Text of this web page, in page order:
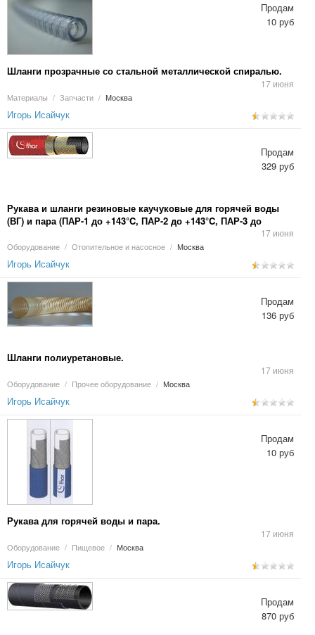
Шланги прозрачные со стальной металлической спиралью.
17 июня
Материалы / Запчасти / Москва
Продам
10 руб
Игорь Исайчук
Рукава и шланги резиновые каучуковые для горячей воды
(ВГ) и пара (ПАР-1 до +143°C, ПАР-2 до +143°C, ПАР-3 до
17 июня
Оборудование / Отопительное и насосное / Москва
Продам
329 руб
Игорь Исайчук
Шланги полиуретановые.
17 июня
Оборудование / Прочее оборудование / Москва
Продам
136 руб
Игорь Исайчук
Рукава для горячей воды и пара.
17 июня
Оборудование / Пищевое / Москва
Продам
10 руб
Игорь Исайчук
Продам
870 руб